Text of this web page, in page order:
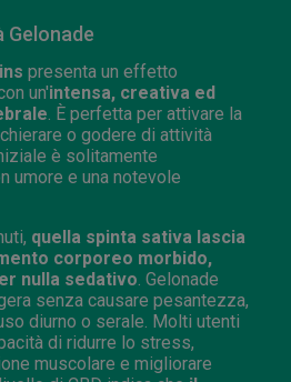
presenta un effetto
un'intensa, creativa ed
. È perfetta per attivare la
o godere di attività
è solitamente
umore e una notevole
quella spinta sativa lascia
corporeo morbido,
nulla sedativo . Gelonade
senza causare pesantezza,
diurno o serale. Molti utenti
di ridurre lo stress,
muscolare e migliorare